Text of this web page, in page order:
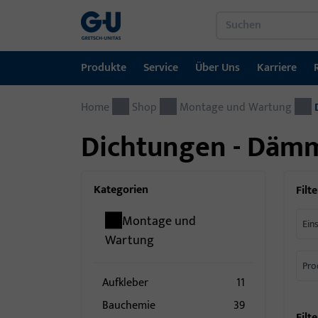
Produkte
Produkte
Fenstertechnik
Automatische Eingangsysteme
Montagematerial
Service
Service
Downloadportal
Über Uns
Über Uns
GU-Gruppe weltweit
Karriere
Karriere
Jobportal
Referenzen
Kontakt
Home Shop Montage und Wartung
Dichtungen -
Kategorien
Montage und
Wartung
Aufkleber
11
Bauchemie
39